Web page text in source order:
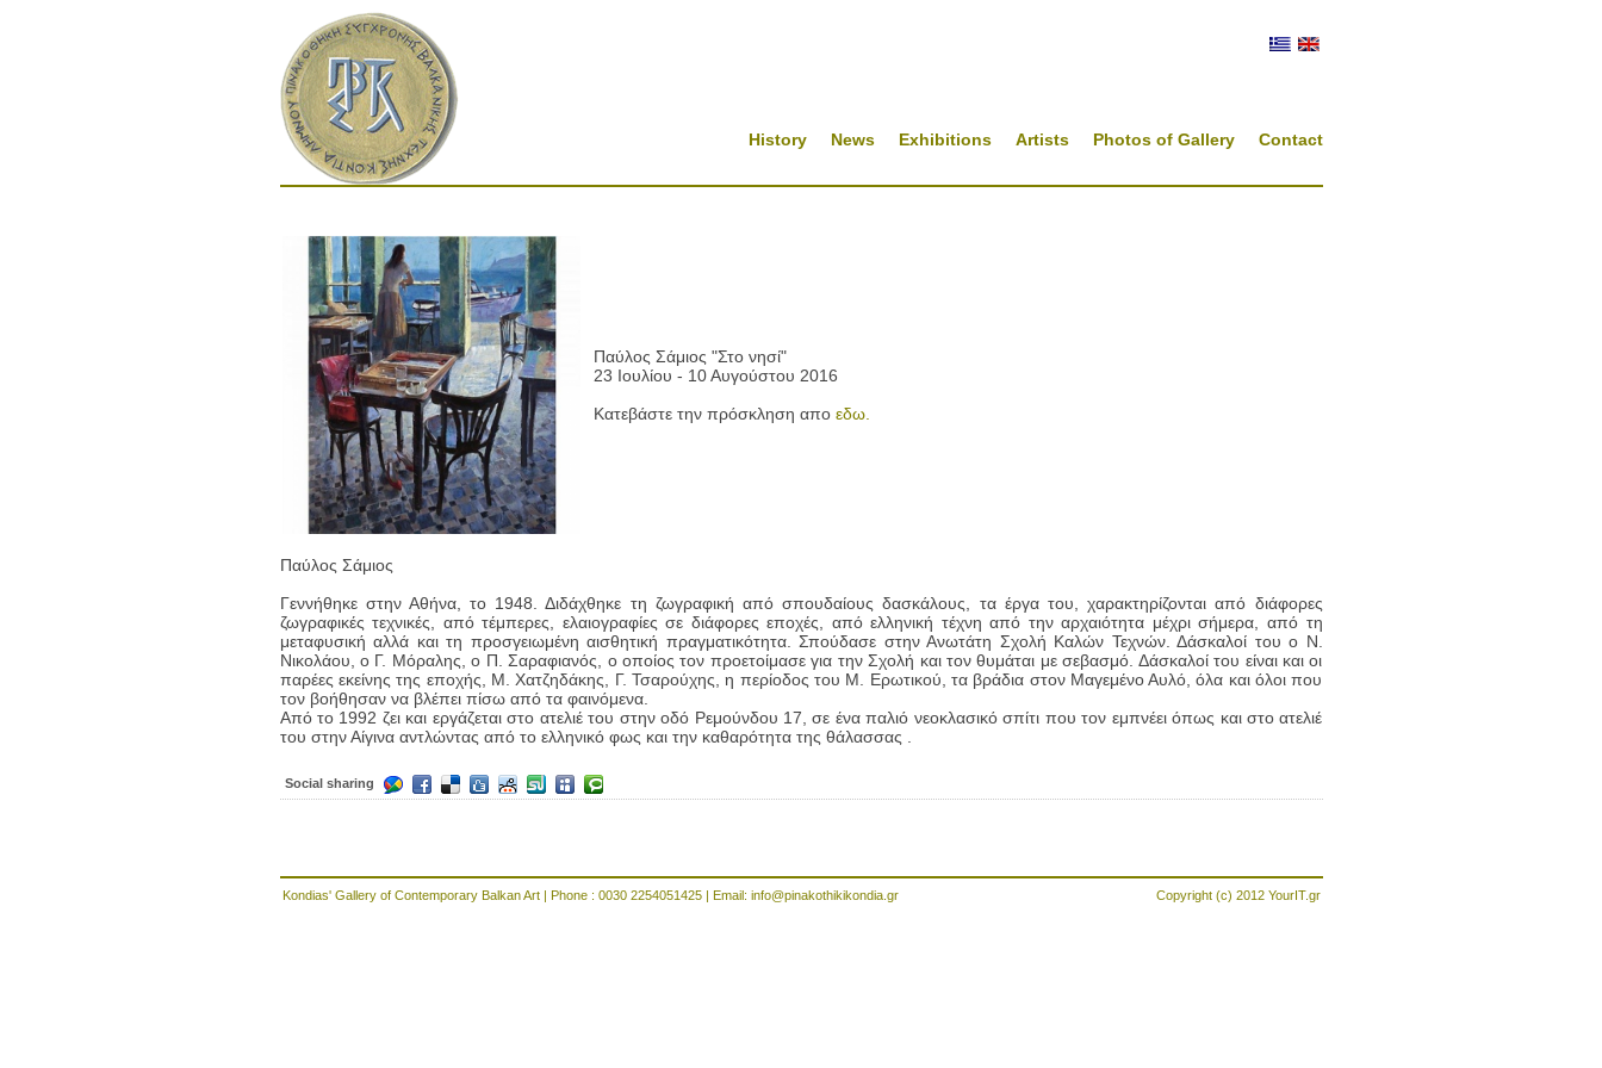
Contact
Photos of Gallery
Artists
Exhibitions
News
History
Παύλος Σάμιος "Στο νησί"
23 Ιουλίου - 10 Αυγούστου 2016
Κατεβάστε την πρόσκληση απο εδω.
Παύλος Σάμιος
Γεννήθηκε στην Αθήνα, το 1948. Διδάχθηκε τη ζωγραφική από σπουδαίους δασκάλους, τα έργα του, χαρακτηρίζονται από διάφορες
ζωγραφικές τεχνικές, από τέμπερες, ελαιογραφίες σε διάφορες εποχές, από ελληνική τέχνη από την αρχαιότητα μέχρι σήμερα, από τη
μεταφυσική αλλά και τη προσγειωμένη αισθητική πραγματικότητα. Σπούδασε στην Ανωτάτη Σχολή Καλών Τεχνών. Δάσκαλοί του ο Ν.
Νικολάου, ο Γ. Μόραλης, ο Π. Σαραφιανός, ο οποίος τον προετοίμασε για την Σχολή και τον θυμάται με σεβασμό. Δάσκαλοί του είναι και οι
παρέες εκείνης της εποχής, Μ. Χατζηδάκης, Γ. Τσαρούχης, η περίοδος του Μ. Ερωτικού, τα βράδια στον Μαγεμένο Αυλό, όλα και όλοι που
τον βοήθησαν να βλέπει πίσω από τα φαινόμενα.
Από το 1992 ζει και εργάζεται στο ατελιέ του στην οδό Ρεμούνδου 17, σε ένα παλιό νεοκλασικό σπίτι που τον εμπνέει όπως και στο ατελιέ
του στην Αίγινα αντλώντας από το ελληνικό φως και την καθαρότητα της θάλασσας .
Social sharing
Kondias' Gallery of Contemporary Balkan Art | Phone : 0030 2254051425 | Email: info@pinakothikikondia.gr Copyright (c) 2012 YourIT.gr